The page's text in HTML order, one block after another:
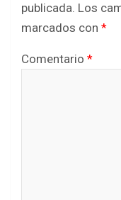
publicada. Los
marcados con *
Comentario *